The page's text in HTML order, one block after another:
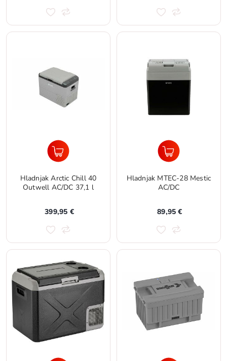
Hladnjak Arctic Chill 40
Outwell AC/DC 37,1 l
399,95 €
Hladnjak MTEC-28 Mestic
AC/DC
89,95 €